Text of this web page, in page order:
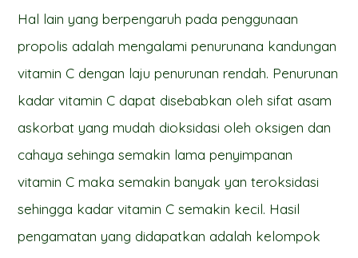
Hal lain yang berpengaruh pada penggunaan
propolis adalah mengalami penurunana kandungan
vitamin C dengan laju penurunan rendah. Penurunan
kadar vitamin C dapat disebabkan oleh sifat asam
askorbat yang mudah dioksidasi oleh oksigen dan
cahaya sehinga semakin lama penyimpanan
vitamin C maka semakin banyak yan teroksidasi
sehingga kadar vitamin C semakin kecil. Hasil
pengamatan yang didapatkan adalah kelompok